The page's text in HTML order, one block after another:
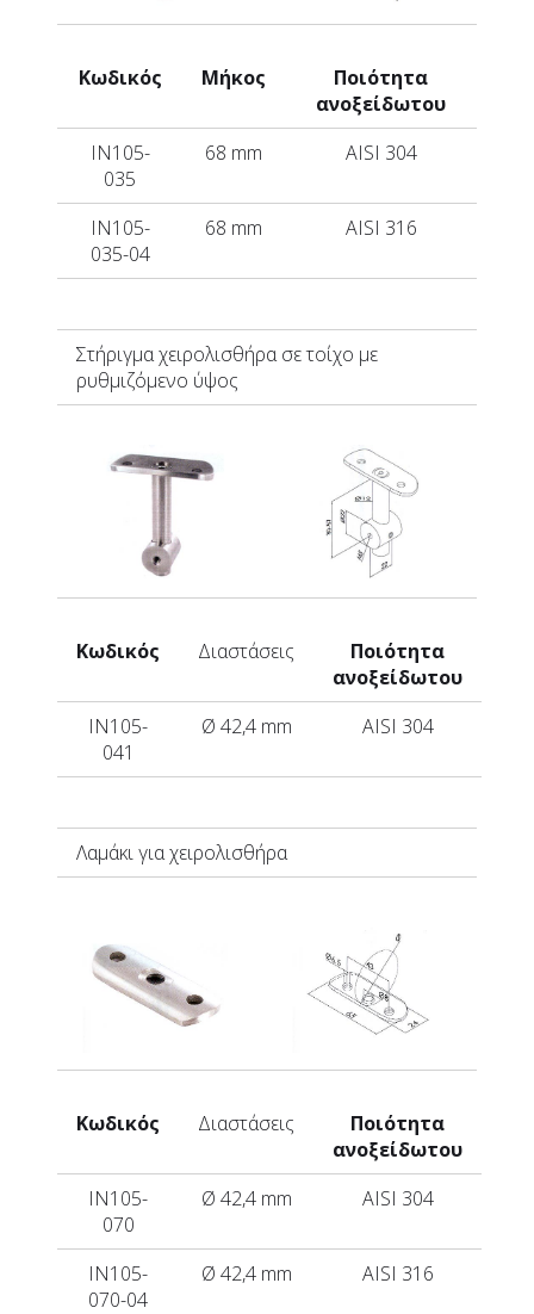
Κωδικός Μήκος
Ποιότητα
ανοξείδωτου
IN105-
035
68 mm AISI 304
IN105-
035-04
68 mm AISI 316
Στήριγμα χειρολισθήρα σε τοίχο με
ρυθμιζόμενο ύψος
Κωδικός Διαστάσεις
Ποιότητα
ανοξείδωτου
IN105-
041
Ø 42,4 mm AISI 304
Λαμάκι για χειρολισθήρα
Κωδικός Διαστάσεις
Ποιότητα
ανοξείδωτου
IN105-
070
Ø 42,4 mm AISI 304
IN105-
070-04
Ø 42,4 mm AISI 316